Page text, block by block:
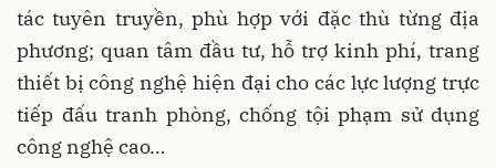
tác tuyên truyền, phù hợp với đặc thù từng địa
phương; quan tâm đầu tư, hỗ trợ kinh phí, trang
thiết bị công nghệ hiện đại cho các lực lượng trực
tiếp đấu tranh phòng, chống tội phạm sử dụng
công nghệ cao…